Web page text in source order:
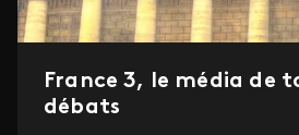
France 3, le média de
débats